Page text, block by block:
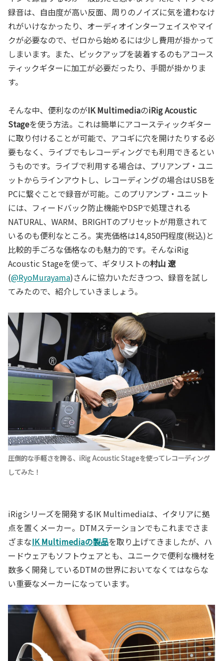
録音は、自由度が高い反面、周りのノイズに気を遣わなけ
れがいけなかったり、オーディオインターフェイスやマイ
クが必要なので、ゼロから始めるには少し費用が掛かって
しまいます。また、ピックアップを装着するのもアコース
ティックギターに加工が必要だったり、手間が掛かりま
す。
そんな中、便利なのがIK MultimediaのiRig Acoustic
Stageを使う方法。これは簡単にアコースティックギター
に取り付けることが可能で、アコギに穴を開けたりする必
要もなく、ライブでもレコーディングでも利用できるとい
うものです。ライブで利用する場合は、プリアンプ・ユニ
ットからラインアウトし、レコーディングの場合はUSBを
PCに繋ぐことで録音が可能。このプリアンプ・ユニット
には、フィードバック防止機能やDSPで処理される
NATURAL、WARM、BRIGHTのプリセットが用意されて
いるのも便利なところ。実売価格は14,850円程度(税込)と
比較的手ごろな価格なのも魅力的です。そんなiRig
Acoustic Stageを使って、ギタリストの村山 遼
(@RyoMurayama)さんに協力いただきつつ、録音を試し
てみたので、紹介していきましょう。
圧倒的な手軽さを誇る、iRig Acoustic Stageを使ってレコーディング
してみた！
iRigシリーズを開発するIK Multimediaは、イタリアに拠
点を置くメーカー。DTMステーションでもこれまでさま
ざまなIK Multimediaの製品を取り上げてきましたが、ハ
ードウェアもソフトウェアとも、ユニークで便利な機材を
数多く開発しているDTMの世界においてなくてはならな
い重要なメーカーになっています。